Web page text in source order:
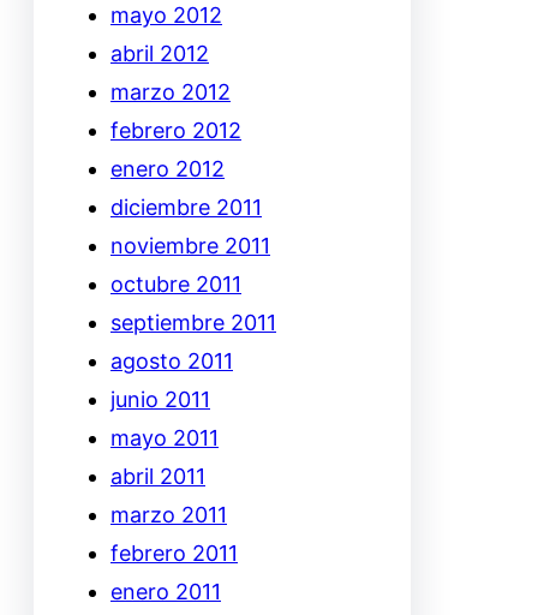
mayo 2012
abril 2012
marzo 2012
febrero 2012
enero 2012
diciembre 2011
noviembre 2011
octubre 2011
septiembre 2011
agosto 2011
junio 2011
mayo 2011
abril 2011
marzo 2011
febrero 2011
enero 2011